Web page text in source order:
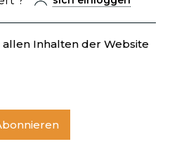
Inhalten der Website